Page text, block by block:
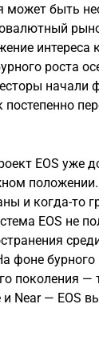
может быть
интереса
роста
начали
EOS уже
и когда-то
EOS не
фоне бурного
поколения —
Near — EOS